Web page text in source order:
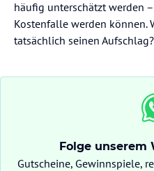
häufig unterschätzt werden
Kostenfalle werden können.
tatsächlich seinen Aufschlag?
Folge unserem
Gutscheine, Gewinnspiele,